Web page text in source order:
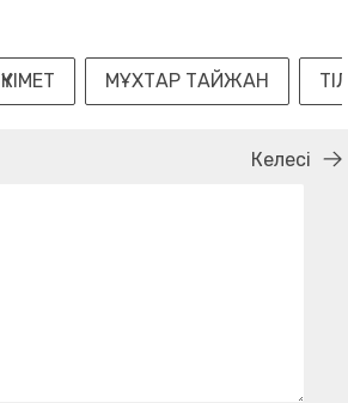
ҮКІМЕТ МҰХТАР ТАЙЖАН
Келесі